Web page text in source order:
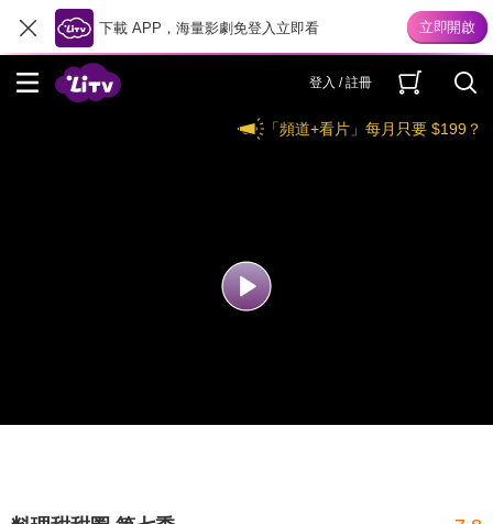
下載 APP，海量影劇免登入立即看
登入 / 註冊
「頻道+看片」每月只要 $199？